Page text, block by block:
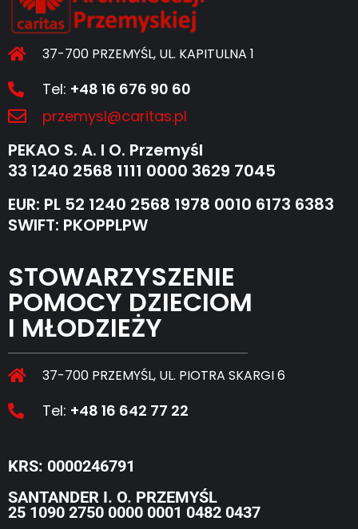
37-700 PRZEMYŚL, UL. KAPITULNA 1
Tel: +48 16 676 90 60
przemysl@caritas.pl
PEKAO S. A. I O. Przemyśl
33 1240 2568 1111 0000 3629 7045
EUR: PL 52 1240 2568 1978 0010 6173 6383
SWIFT: PKOPPLPW
STOWARZYSZENIE
POMOCY DZIECIOM
I MŁODZIEŻY
37-700 PRZEMYŚL, UL. PIOTRA SKARGI 6
Tel: +48 16 642 77 22
KRS: 0000246791
SANTANDER I. O. PRZEMYŚL
25 1090 2750 0000 0001 0482 0437